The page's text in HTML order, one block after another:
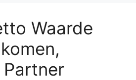
Waarde
Partner